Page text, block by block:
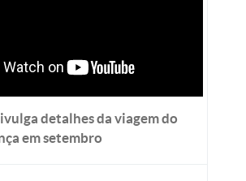
detalhes da viagem do
em setembro